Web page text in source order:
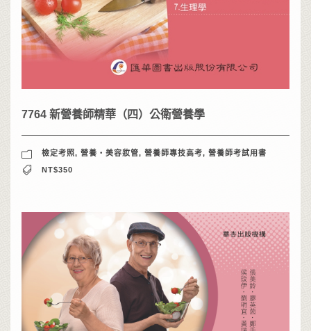
7764 新營養師精華（四）公衛營養學
檢定考照, 營養‧美容妝管, 營養師專技高考, 營養師考試用書
NT$350